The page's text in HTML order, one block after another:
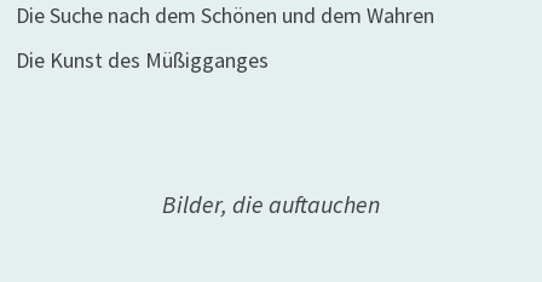
Die Suche nach dem Schönen und dem Wahren
Die Kunst des Müßigganges
Bilder, die auftauchen